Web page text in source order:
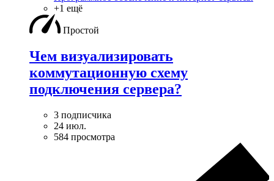
+1 ещё
Простой
Чем визуализировать
коммутационную схему
подключения сервера?
3 подписчика
24 июл.
584 просмотра